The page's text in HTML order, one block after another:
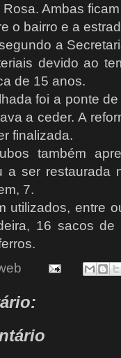
Ambas
o bairro e a
a
devido ao
de 15 anos.
foi a ponte
a ceder. A
finalizada.
também
a ser restaurada
7.
utilizados, entre
16 sacos de